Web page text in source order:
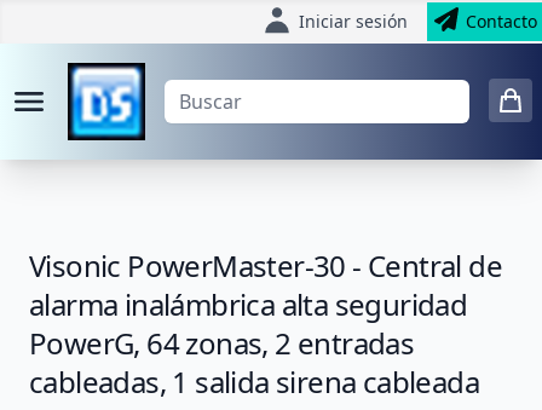
Iniciar sesión Contacto
Visonic PowerMaster-30 - Central de
alarma inalámbrica alta seguridad
PowerG, 64 zonas, 2 entradas
cableadas, 1 salida sirena cableada